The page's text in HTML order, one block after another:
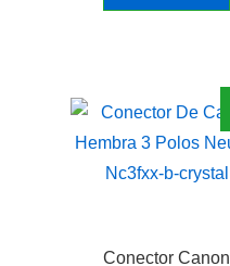
Conector Canon